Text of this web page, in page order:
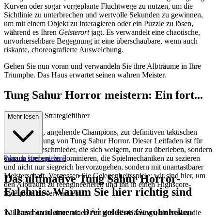
Kurven oder sogar vorgeplante Fluchtwege zu nutzen, um die
Sichtlinie zu unterbrechen und wertvolle Sekunden zu gewinnen,
um mit einem Objekt zu interagieren oder ein Puzzle zu lösen,
während es Ihren Geisterortjagt. Es verwandelt eine chaotische,
unvorhersehbare Begegnung in eine überschaubare, wenn auch
riskante, choreografierte Ausweichung.
Gehen Sie nun voran und verwandeln Sie ihre Albträume in Ihre
Triumphe. Das Haus erwartet seinen wahren Meister.
Tung Sahur Horror meistern: Ein fort...
geschrittener Strategieführer
Willkommen, angehende Champions, zur definitiven taktischen
Aufschlüsselung von Tung Sahur Horror. Dieser Leitfaden ist für
diejenigen geschmiedet, die sich weigern, nur zu überleben, sondern
danach streben, zu dominieren, die Spielmechaniken zu sezieren
und nicht nur siegreich hervorzugehen, sondern mit unantastbarer
Meisterschaft. Vergessen Sie Gelegenheitsspiele; wir sind hier, um
den Albtraum zu reengineerieren und ihn in einen Highscore-
Spielplatz zu verwandeln.
1. Das Fundament: Drei goldene Gewohnheiten
Mehr lesen
Warum hier spielen?
Das ultimative Tung Sahur Horror-
Erlebnis: Warum Sie hier richtig sind
Willkommen in einer neuen Ära des H5-Gamings, einer Ära, die